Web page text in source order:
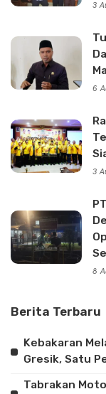
3
6
3
8
Berita Terbaru
Kebakaran
Gresik, Satu
Tabrakan